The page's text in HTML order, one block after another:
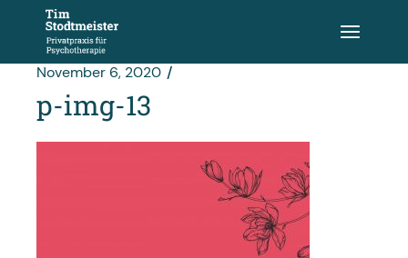
springen
November 6, 2020
p-img-13